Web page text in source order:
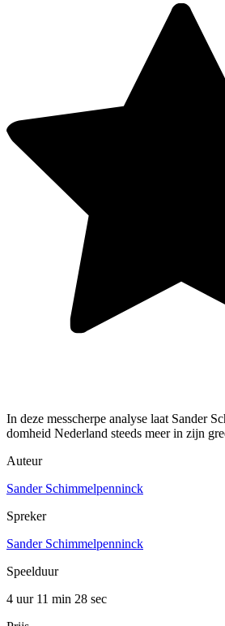
In deze messcherpe analyse laat Sander
domheid Nederland steeds meer in zijn
Auteur
Sander Schimmelpenninck
Spreker
Sander Schimmelpenninck
Speelduur
4 uur 11 min 28 sec